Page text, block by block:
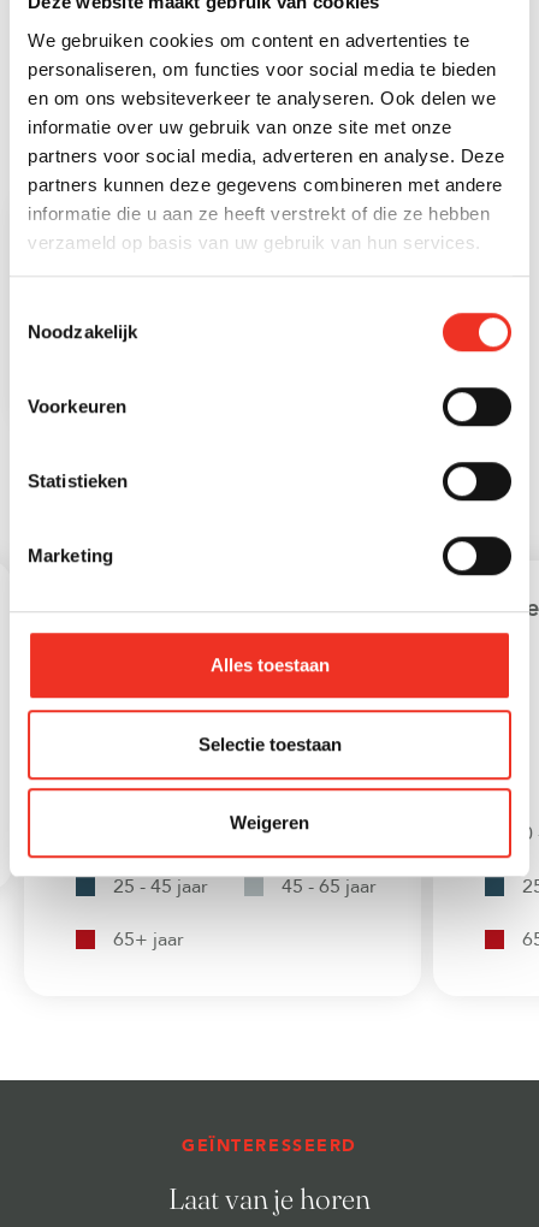
We gebruiken cookies om content en advertenties te
personaliseren, om functies voor social media te bieden
en om ons websiteverkeer te analyseren. Ook delen we
informatie over uw gebruik van onze site met onze
partners voor social media, adverteren en analyse. Deze
partners kunnen deze gegevens combineren met andere
informatie die u aan ze heeft verstrekt of die ze hebben
verzameld op basis van uw gebruik van hun services.
Noodzakelijk
Voorkeuren
Statistieken
Marketing
Alles toestaan
Selectie toestaan
Weigeren
BOUWVORM & ONDERHOUD
Soort bouw Overigog
OPPERVLAKTE & INHOUD
ENERGIE & INSTALLATIE
Isolatie Volledig geïsoleerd
OVERIG
Huidig gebruik Overigog
Huidige bestemming Overigog
KADASTRALE GEGEVENS
Gemeente 's-gravenhage
Sectie Al
Eigendom Volle eigendom
Perceelnummer 5137
Index
Meer kenmerken
PLATTEGRONDEN
Leeftijd in gemeente
15 - 25 jaar
25 - 45 jaar
45 - 65 jaar
65+ jaar
GEÏNTERESSEERD
Laat van je horen